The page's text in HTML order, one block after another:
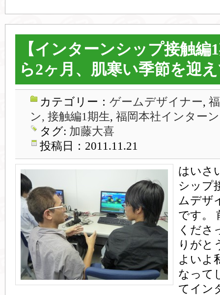
【インターンシップ接触編
ら2ヶ月、肌寒い季節を迎
カテゴリー： ゲームデザイナー,
ン, 接触編1期生, 福岡本社インターン
タグ: 加藤大喜
投稿日：2011.11.21
はいさ
シップ
ムデザ
です。
くださ
りがと
よいよ
なって
てイン